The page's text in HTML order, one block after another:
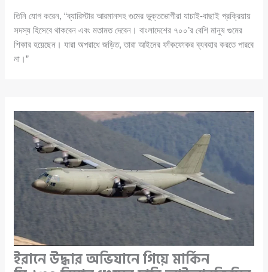
তিনি যোগ করেন, “ব্যারিস্টার আরমানসহ গুমের ভুক্তভোগীরা যাচাই-বাছাই প্রক্রিয়ায়
সদস্য হিসেবে থাকবেন এবং মতামত দেবেন। বাংলাদেশের ৭০০’র বেশি মানুষ গুমের
শিকার হয়েছেন। যারা অপরাধে জড়িত, তারা আইনের ফাঁকফোকর ব্যবহার করতে পারবে
না।”
ইরানে উদ্ধার অভিযানে গিয়ে মার্কিন